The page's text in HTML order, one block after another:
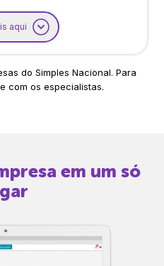
aqui
do Simples Nacional. Para
com os especialistas.
em um só